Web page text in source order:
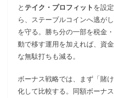
と テイク・プロフィット を設
ら、ステーブルコインへ逃が
を守る。勝ち分の一部を税金
動で移す運用を加えれば、資
な無駄打ちも減る。
ボーナス戦略では、まず「賭
化して比較する。同額ボーナ